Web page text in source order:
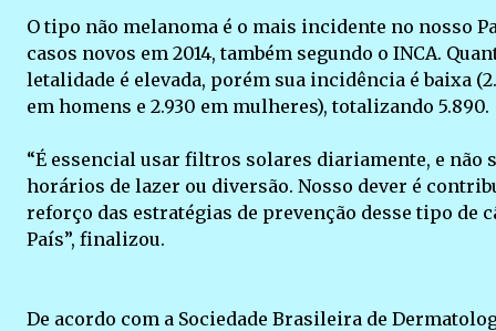
O tipo não melanoma é o mais incidente no nosso
casos novos em 2014, também segundo o INCA.
letalidade é elevada, porém sua incidência é baixa
em homens e 2.930 em mulheres), totalizando 5.890.
“É essencial usar filtros solares diariamente, e não
horários de lazer ou diversão. Nosso dever é
reforço das estratégias de prevenção desse tipo de
País”, finalizou.
De acordo com a Sociedade Brasileira de